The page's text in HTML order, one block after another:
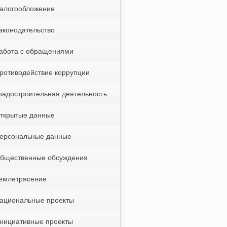
с обращениями
коррупции
деятельность
данные
данные
обсуждения
проекты
проекты